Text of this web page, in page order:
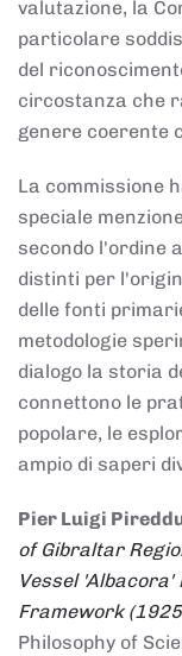
valutazione, la
particolare
del
circostanza che
genere coerente
La commissione
speciale
secondo l'ordine
distinti per
delle fonti
metodologie
dialogo la storia
connettono le
popolare, le
ampio di saperi
Pier Luigi
of Gibraltar
Vessel
Framework
Philosophy of